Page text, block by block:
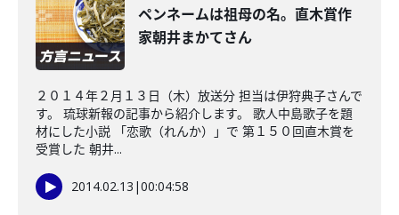
ペンネームは祖母の名。直木賞作
家朝井まかてさん
２０１４年２月１３日（木）放送分 担当は伊狩典子さんで
す。 琉球新報の記事から紹介します。 歌人中島歌子を題
材にした小説 「恋歌（れんか）」で 第１５０回直木賞を
受賞した 朝井...
2014.02.13 |00:04:58